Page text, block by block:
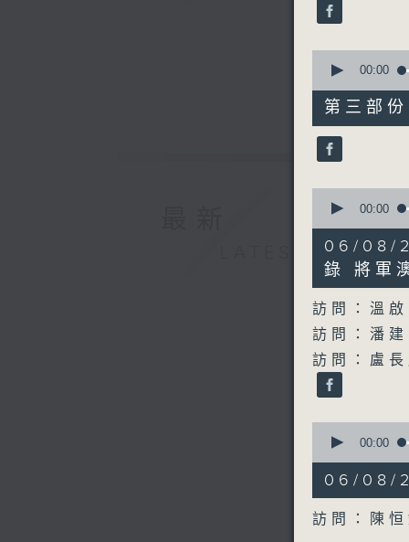
seconds
50
minutes,
25
seconds
90%
00:00
第三部
seconds
41
minutes,
41
seconds
00:00
06/08/
錄 將軍
訪問：溫
訪問：潘
訪問：盧
seconds
15
minutes,
39
seconds
90%
00:00
06/08/
訪問：陳